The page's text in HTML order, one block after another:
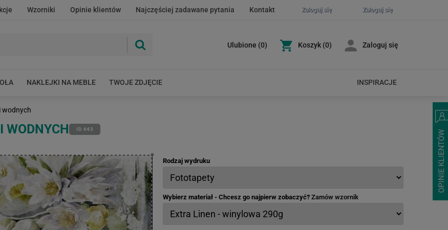
Zaloguj się
Zaloguj się
Wzorniki Opinie klientów Najczęściej zadawane pytania Kontakt
Ulubione (0) Koszyk (0) Zaloguj się
NAKLEJKI NA MEBLE TWOJE ZDJĘCIE INSPIRACJE
wodnych
WODNYCH ID 643
Rodzaj wydruku
Wybierz materiał - Chcesz go najpierw zobaczyć? Zamów wzornik